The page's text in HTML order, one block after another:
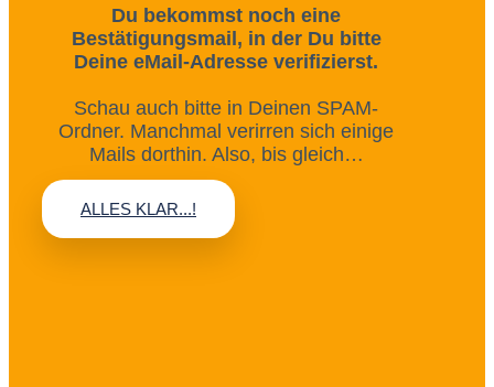
Du bekommst noch eine
Bestätigungsmail, in der Du bitte
Deine eMail-Adresse verifizierst.
Schau auch bitte in Deinen SPAM-
Ordner. Manchmal verirren sich einige
Mails dorthin. Also, bis gleich…
ALLES KLAR...!